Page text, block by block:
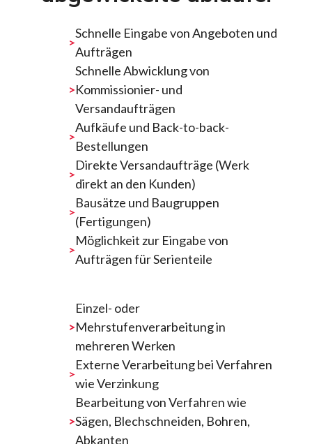
Schnelle Eingabe von Angeboten und
Aufträgen
Schnelle Abwicklung von
Kommissionier- und
Versandaufträgen
Aufkäufe und Back-to-back-
Bestellungen
Direkte Versandaufträge (Werk
direkt an den Kunden)
Bausätze und Baugruppen
(Fertigungen)
Möglichkeit zur Eingabe von
Aufträgen für Serienteile
Einzel- oder
Mehrstufenverarbeitung in
mehreren Werken
Externe Verarbeitung bei Verfahren
wie Verzinkung
Bearbeitung von Verfahren wie
Sägen, Blechschneiden, Bohren,
Abkanten